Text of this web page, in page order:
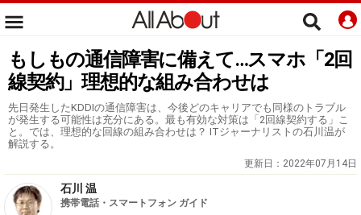
もしもの通信障害に備えて…スマホ「2回
線契約」理想的な組み合わせは
先日発生したKDDIの通信障害は、今後どのキャリアでも同様のトラブル
が発生する可能性は充分にある。最も有効な対策は「2回線契約する」こ
と。では、理想的な回線の組み合わせは？ ITジャーナリストの石川温が
解説する。
更新日： 2022年07月14日
石川 温
携帯電話・スマートフォン ガイド